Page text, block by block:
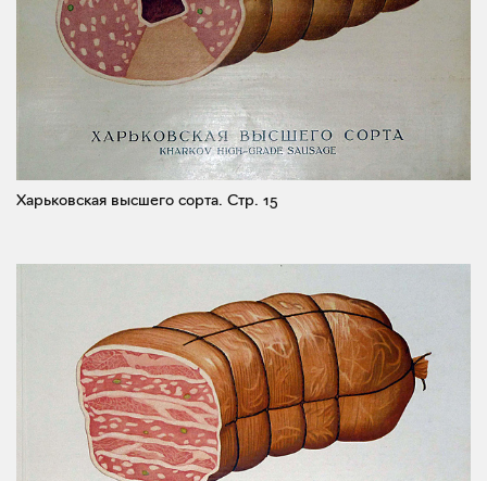
Харьковская высшего сорта. Стр. 15